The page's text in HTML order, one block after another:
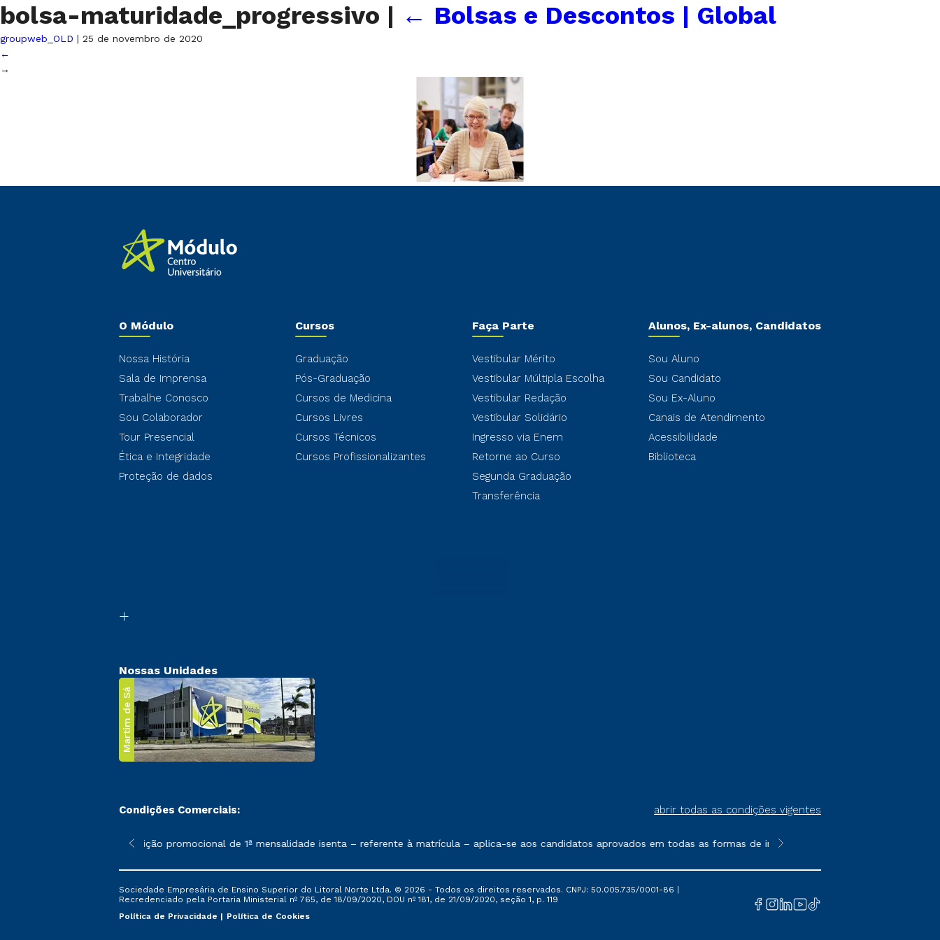
bolsa-maturidade_progressivo | ← Bolsas e Descontos | Global
groupweb_OLD | 25 de novembro de 2020
←
→
O Módulo
Nossa História
Sala de Imprensa
Trabalhe Conosco
Sou Colaborador
Tour Presencial
Ética e Integridade
Proteção de dados
Cursos
Graduação
Pós-Graduação
Cursos de Medicina
Cursos Livres
Cursos Técnicos
Cursos Profissionalizantes
Faça Parte
Vestibular Mérito
Vestibular Múltipla Escolha
Vestibular Redação
Vestibular Solidário
Ingresso via Enem
Retorne ao Curso
Segunda Graduação
Transferência
Alunos, Ex-alunos, Candidatos
Sou Aluno
Sou Candidato
Sou Ex-Aluno
Canais de Atendimento
Acessibilidade
Biblioteca
Nossas Unidades
Martim de Sá
Condições Comerciais: abrir todas as condições vigentes
sofrer alterações nos períodos de rematrícula conforme exposto no contrato de prestação de serviços.
*A condição promocional de 1ª mensalidade isenta – referente à matrícula – aplica-se aos candidatos aprovados em todas as formas de ingresso, exceto na prova on-line
**Semipresencial é um formato do
Sociedade Empresária de Ensino Superior do Litoral Norte Ltda. © 2026 - Todos os direitos reservados. CNPJ: 50.005.735/0001-86 |
Recredenciado pela Portaria Ministerial nº 765, de 18/09/2020, DOU nº 181, de 21/09/2020, seção 1, p. 119
Política de Privacidade
Política de Cookies